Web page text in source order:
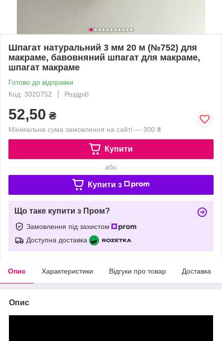
Шпагат натуральний 3 мм 20 м (№752) для
макраме, бавовняний шпагат для макраме,
шпагат макраме
Готово до відправки
Код: 3020752
Роздріб
52,50 ₴
Мінімальна сума замовлення на сайті — 300 ₴
Купити
або
Купити з
Що таке купити з Пром?
Замовлення під захистом
Доступна доставка
Опис Характеристики Відгуки про товар Доставка
Опис